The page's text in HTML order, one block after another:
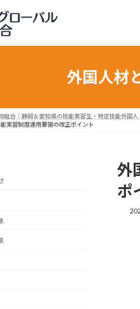
外国人材
組合｜静岡＆愛知県の技能実習生・特定技能外国人
実習制度運用要領の改正ポイント
外
ポ